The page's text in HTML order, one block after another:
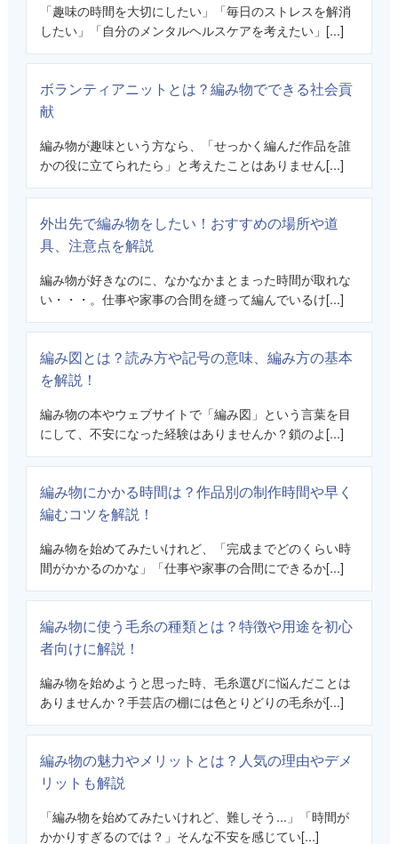
「趣味の時間を大切にしたい」「毎日のストレスを解消
したい」「自分のメンタルヘルスケアを考えたい」[...]
ボランティアニットとは？編み物でできる社会貢
献
編み物が趣味という方なら、「せっかく編んだ作品を誰
かの役に立てられたら」と考えたことはありません[...]
外出先で編み物をしたい！おすすめの場所や道
具、注意点を解説
編み物が好きなのに、なかなかまとまった時間が取れな
い・・・。仕事や家事の合間を縫って編んでいるけ[...]
編み図とは？読み方や記号の意味、編み方の基本
を解説！
編み物の本やウェブサイトで「編み図」という言葉を目
にして、不安になった経験はありませんか？鎖のよ[...]
編み物にかかる時間は？作品別の制作時間や早く
編むコツを解説！
編み物を始めてみたいけれど、「完成までどのくらい時
間がかかるのかな」「仕事や家事の合間にできるか[...]
編み物に使う毛糸の種類とは？特徴や用途を初心
者向けに解説！
編み物を始めようと思った時、毛糸選びに悩んだことは
ありませんか？手芸店の棚には色とりどりの毛糸が[...]
編み物の魅力やメリットとは？人気の理由やデメ
リットも解説
「編み物を始めてみたいけれど、難しそう...」「時間が
かかりすぎるのでは？」そんな不安を感じてい[...]